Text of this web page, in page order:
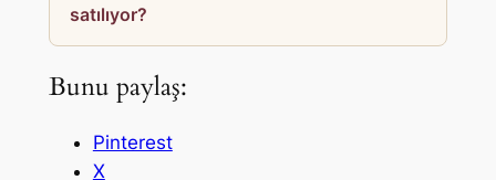
satılıyor?
Bunu paylaş:
Pinterest
X